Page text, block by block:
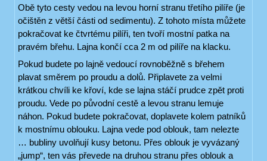
Obě tyto cesty vedou na levou horní stranu třetího pilíře (je
očištěn z větší části od sedimentu). Z tohoto místa můžete
pokračovat ke čtvrtému pilíři, ten tvoří mostní patka na
pravém břehu. Lajna končí cca 2 m od pilíře na klacku.
Pokud budete po lajně vedoucí rovnoběžně s břehem
plavat směrem po proudu a dolů. Připlavete za velmi
krátkou chvíli ke křoví, kde se lajna stáčí prudce zpět proti
proudu. Vede po původní cestě a levou stranu lemuje
náhon. Pokud budete pokračovat, doplavete kolem patníků
k mostnímu oblouku. Lajna vede pod oblouk, tam nelezte
… bubliny uvolňují kusy betonu. Přes oblouk je vyvázaný
„jump“, ten vás převede na druhou stranu přes oblouk a